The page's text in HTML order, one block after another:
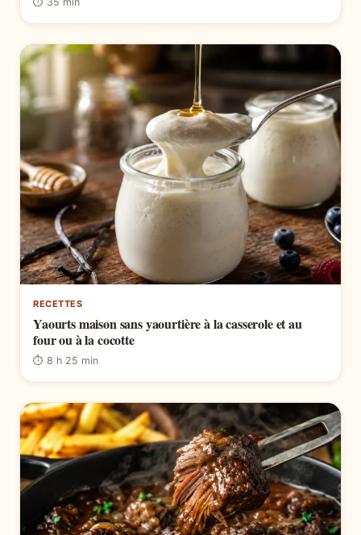
RECETTES
Yaourts maison sans yaourtière à la casserole et au
four ou à la cocotte
⏱ 8 h 25 min